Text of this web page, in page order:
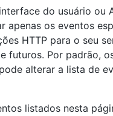
do usuário ou
apenas os eventos
HTTP para o seu
futuros. Por padrão,
alterar a lista de
listados nesta